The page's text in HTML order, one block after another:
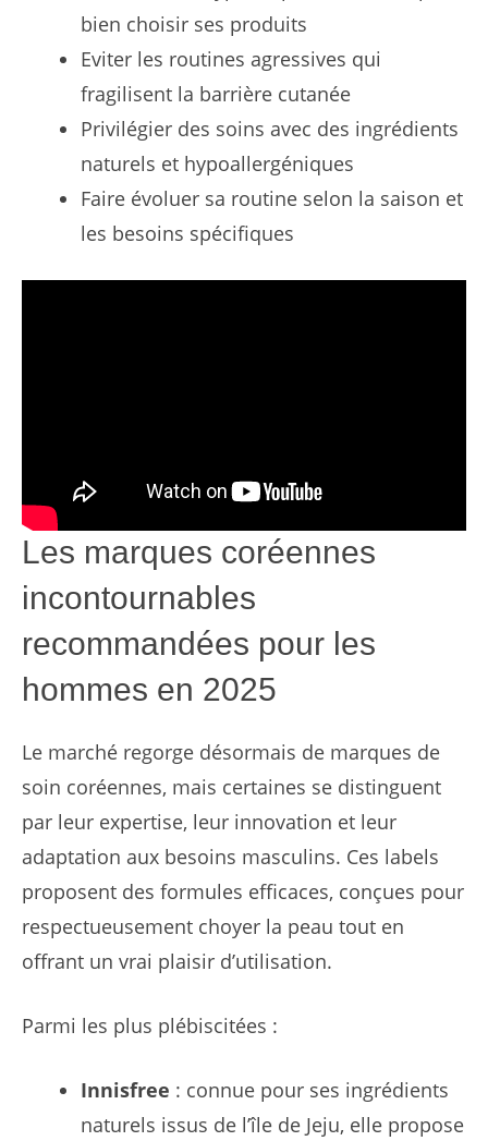
bien choisir ses produits
Eviter les routines agressives qui
fragilisent la barrière cutanée
Privilégier des soins avec des ingrédients
naturels et hypoallergéniques
Faire évoluer sa routine selon la saison et
les besoins spécifiques
Les marques coréennes
incontournables
recommandées pour les
hommes en 2025
Le marché regorge désormais de marques de
soin coréennes, mais certaines se distinguent
par leur expertise, leur innovation et leur
adaptation aux besoins masculins. Ces labels
proposent des formules efficaces, conçues pour
respectueusement choyer la peau tout en
offrant un vrai plaisir d’utilisation.
Parmi les plus plébiscitées :
Innisfree : connue pour ses ingrédients
naturels issus de l’île de Jeju, elle propose